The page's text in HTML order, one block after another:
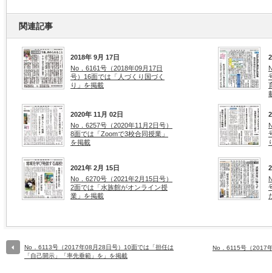
関連記事
2018年 9月 17日
No．6161号（2018年09月17日
号）16面では「人づくり国づく
り」を掲載
2020年 11月 02日
No．6257号（2020年11月2日号）
8面では「Zoomで3校合同授業」
を掲載
2021年 2月 15日
No．6270号（2021年2月15日号）
2面では「水族館がオンライン授
業」を掲載
No．6113号（2017年08月28日号）10面では「担任は
「自己開示」「率先垂範」を」を掲載
No．6115号（2017